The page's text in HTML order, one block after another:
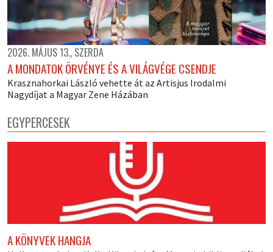
2026. MÁJUS 13., SZERDA
A MONDATOK ÖRVÉNYE ÉS A VILÁGVÉGE CSENDJE
Krasznahorkai László vehette át az Artisjus Irodalmi
Nagydíjat a Magyar Zene Házában
EGYPERCESEK
A KÖNYVEK HANGJA